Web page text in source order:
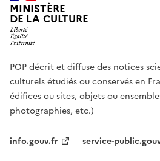
MINISTÈRE
DE LA CULTURE
POP décrit et diffuse des notices
culturels étudiés ou conservés en
édifices ou sites, objets ou
photographies, etc.)
info.gouv.fr
service-